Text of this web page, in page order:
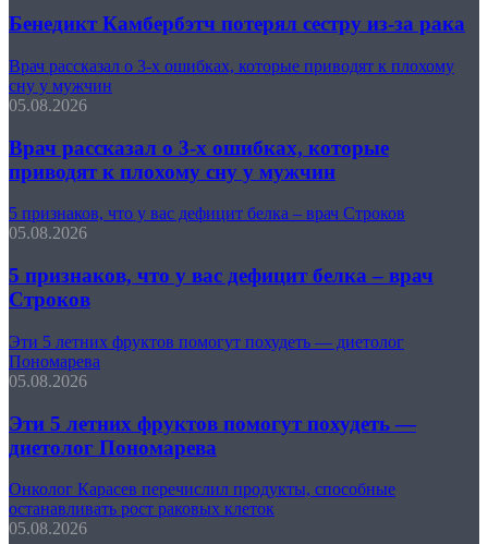
Бенедикт Камбербэтч потерял сестру из-за рака
Врач рассказал о 3-х ошибках, которые приводят к плохому
сну у мужчин
05.08.2026
Врач рассказал о 3-х ошибках, которые
приводят к плохому сну у мужчин
5 признаков, что у вас дефицит белка – врач Строков
05.08.2026
5 признаков, что у вас дефицит белка – врач
Строков
Эти 5 летних фруктов помогут похудеть — диетолог
Пономарева
05.08.2026
Эти 5 летних фруктов помогут похудеть —
диетолог Пономарева
Онколог Карасев перечислил продукты, способные
останавливать рост раковых клеток
05.08.2026